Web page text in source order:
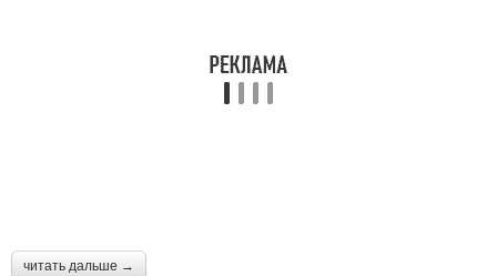
читать дальше →